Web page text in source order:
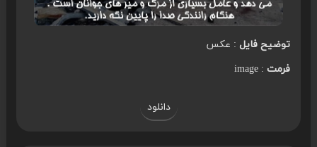
توضیح فایل: عکس
فرمت: image
دانلود